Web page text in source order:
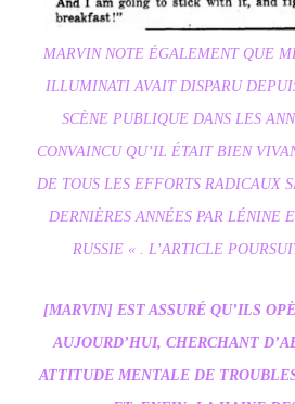
MARVIN NOTE ÉGALEMENT QUE
ILLUMINATI AVAIT DISPARU
SCÈNE PUBLIQUE DANS LES
CONVAINCU QU’IL ÉTAIT BIEN
DE TOUS LES EFFORTS RADICAUX
DERNIÈRES ANNÉES PAR LÉNINE
RUSSIE « . L’ARTICLE
[MARVIN] EST ASSURÉ QU’ILS
AUJOURD’HUI, CHERCHANT
ATTITUDE MENTALE DE